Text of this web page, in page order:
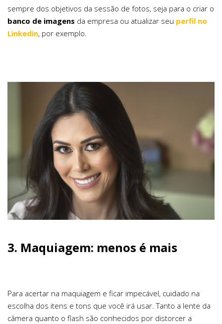
sempre dos objetivos da sessão de fotos, seja para o criar o
banco de imagens da empresa ou atualizar seu perfil no
Linkedin, por exemplo.
3. Maquiagem: menos é mais
Para acertar na maquiagem e ficar impecável, cuidado na
escolha dos itens e tons que você irá usar. Tanto a lente da
câmera quanto o flash são conhecidos por distorcer a